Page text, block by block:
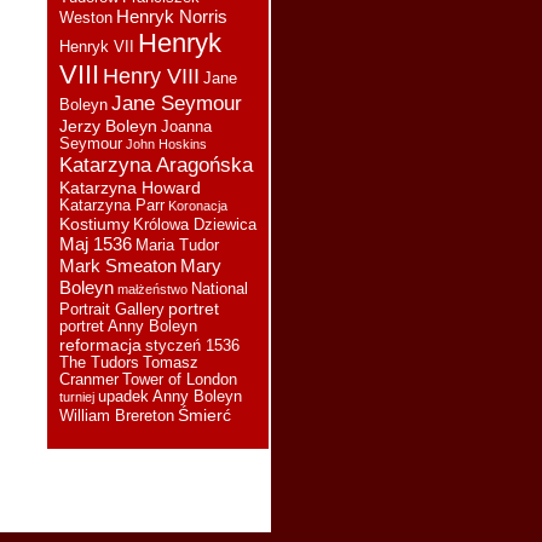
takie:
Sylwia : Czytałam tą
książkę ale jakoś mnie nie
urzekła, chociaż historia
Joanny jest bardzo ciekawa
i tragiczna zarazem.
Catherine :
Jestem już
prawie pod koniec czytania
książki "Ostatnia Królowa".
Kolejna kobieta o której
nigdy nie dowiemy się
prawdy. Bardzo polecam.
Sylwia :Wielkie otwarcie
muzeum Mary Rose! Plus
rekonstrukcje twarzy
mężczyzn, którzy zatonęli
razem ze statkiem.«link»
Sylwia :Oglądałam. Jakby
to lekko ująć: szału nie ma
zawsze o AB
Weston Henryk Norris
Henryk VII
Henryk
VIII Henry VIII Jane
Boleyn Jane Seymour
Jerzy Boleyn Joanna
Seymour John Hoskins
Katarzyna Aragońska
Katarzyna Howard
Katarzyna Parr Koronacja
Kostiumy Królowa Dziewica
Maj 1536 Maria Tudor
Mark Smeaton Mary
Boleyn małżeństwo National
Portrait Gallery portret
portret Anny Boleyn
reformacja styczeń 1536
The Tudors
Tomasz
Cranmer
Tower of London
turniej upadek Anny Boleyn
William Brereton Śmierć